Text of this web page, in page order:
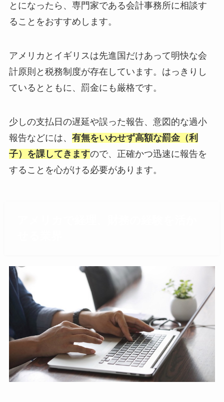
とになったら、専門家である会計事務所に相談す
ることをおすすめします。
アメリカとイギリスは先進国だけあって明快な会
計原則と税務制度が存在しています。はっきりし
ているとともに、罰金にも厳格です。
少しの支払日の遅延や誤った報告、意図的な過小
報告などには、 有無をいわせず高額な罰金（利
子）を課してきますので、正確かつ迅速に報告を
することを心がける必要があります。